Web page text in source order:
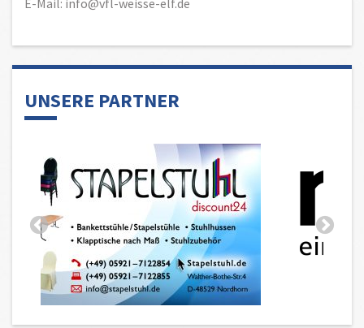
E-Mail: info@vfl-weisse-elf.de
UNSERE PARTNER